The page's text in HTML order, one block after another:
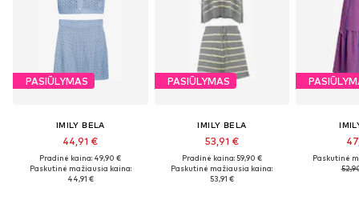
PASIŪLYMAS
IMILY BELA
44,91 €
Pradinė kaina: 49,90 €
Paskutinė mažiausia kaina:
44,91 €
PASIŪLYMAS
IMILY BELA
53,91 €
Pradinė kaina: 59,90 €
Paskutinė mažiausia kaina:
53,91 €
Paskutinė